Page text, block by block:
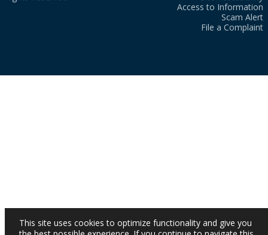
Access to Information
Scam Alert
File a Complaint
This site uses cookies to optimize functionality and give you